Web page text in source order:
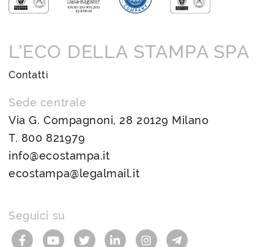
L’ECO DELLA STAMPA SPA
Contatti
Sede centrale
Via G. Compagnoni, 28 20129 Milano
T. 800 821979
info@ecostampa.it
ecostampa@legalmail.it
Seguici su